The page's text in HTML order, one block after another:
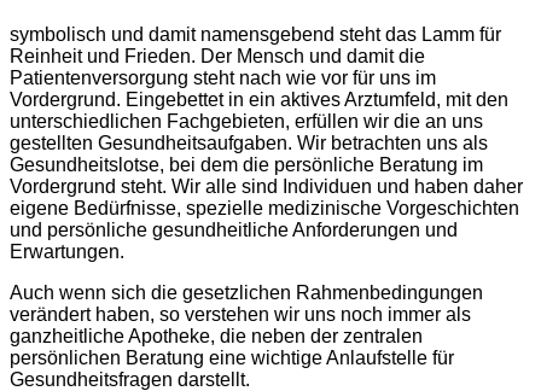
symbolisch und damit namensgebend steht das Lamm für
Reinheit und Frieden. Der Mensch und damit die
Patientenversorgung steht nach wie vor für uns im
Vordergrund. Eingebettet in ein aktives Arztumfeld, mit den
unterschiedlichen Fachgebieten, erfüllen wir die an uns
gestellten Gesundheitsaufgaben. Wir betrachten uns als
Gesundheitslotse, bei dem die persönliche Beratung im
Vordergrund steht. Wir alle sind Individuen und haben daher
eigene Bedürfnisse, spezielle medizinische Vorgeschichten
und persönliche gesundheitliche Anforderungen und
Erwartungen.
Auch wenn sich die gesetzlichen Rahmenbedingungen
verändert haben, so verstehen wir uns noch immer als
ganzheitliche Apotheke, die neben der zentralen
persönlichen Beratung eine wichtige Anlaufstelle für
Gesundheitsfragen darstellt.